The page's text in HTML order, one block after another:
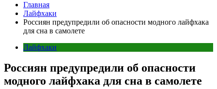
Главная
Лайфхаки
Россиян предупредили об опасности модного лайфхака
для сна в самолете
Лайфхаки
Россиян предупредили об опасности
модного лайфхака для сна в самолете